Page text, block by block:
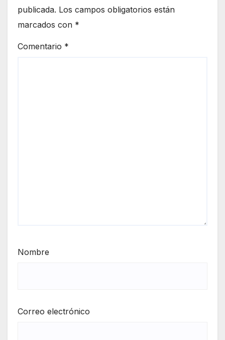
publicada. Los campos obligatorios están
marcados con *
Comentario *
Nombre
Correo electrónico